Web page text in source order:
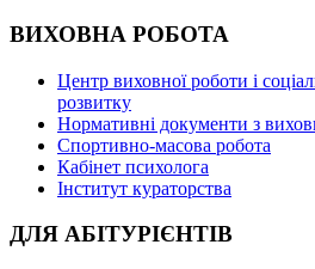
ВИХОВНА РОБОТА
Центр виховної роботи і
розвитку
Нормативні документи з
Спортивно-масова робота
Кабінет психолога
Інститут кураторства
ДЛЯ АБІТУРІЄНТІВ